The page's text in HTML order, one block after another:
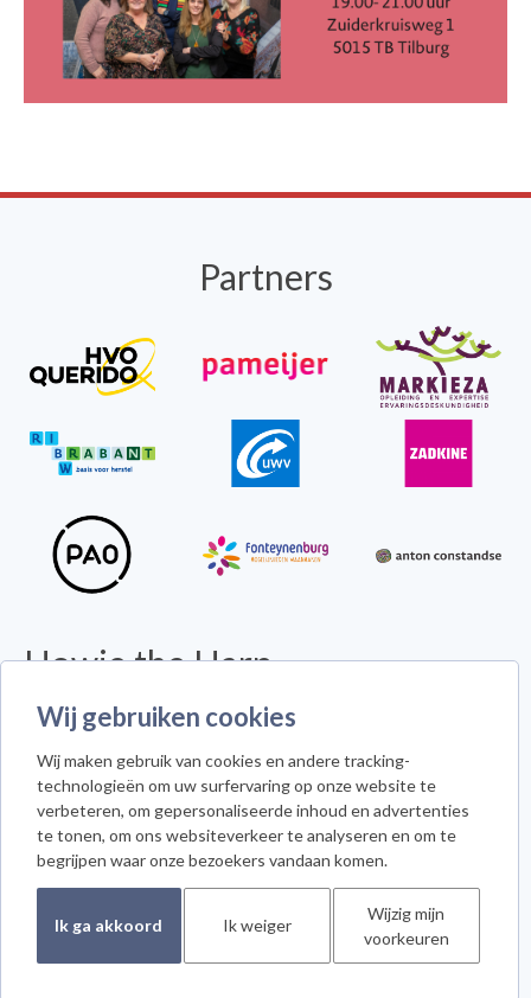
Wij gebruiken cookies
Wij maken gebruik van cookies en andere tracking-
technologieën om uw surfervaring op onze website te
verbeteren, om gepersonaliseerde inhoud en advertenties
te tonen, om ons websiteverkeer te analyseren en om te
begrijpen waar onze bezoekers vandaan komen.
Ik ga akkoord Ik weiger
Wijzig mijn
voorkeuren
Partners
Howie the Harp
© 2026 - Alle rechten voorbehouden -Disclaimer
Cookie instellingen
Meld je aan voor de nieuwsbrief